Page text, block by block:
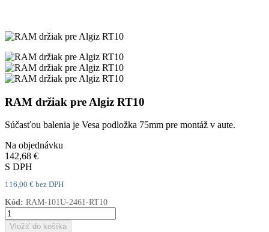
RAM držiak pre Algiz RT10
Súčasťou balenia je Vesa podložka 75mm pre montáž v aute.
Na objednávku
142,68 €
S DPH
116,00 € bez DPH
Kód: RAM-101U-2461-RT10
Vložiť do košíka